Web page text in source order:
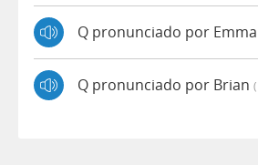
Q pronunciado por Emma
Q pronunciado por Brian